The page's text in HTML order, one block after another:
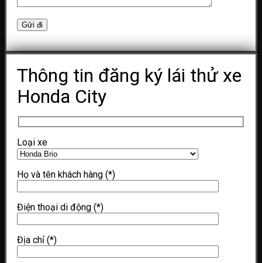
Thông tin đăng ký lái thử xe
Honda City
Loại xe
Họ và tên khách hàng (*)
Điện thoại di động (*)
Địa chỉ (*)